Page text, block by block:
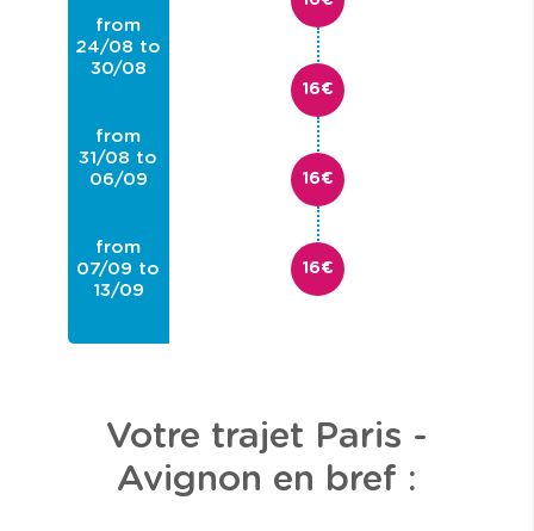
from
24/08 to
30/08
from
31/08 to
06/09
from
07/09 to
13/09
16€
16€
16€
Votre trajet Paris -
Avignon en bref :